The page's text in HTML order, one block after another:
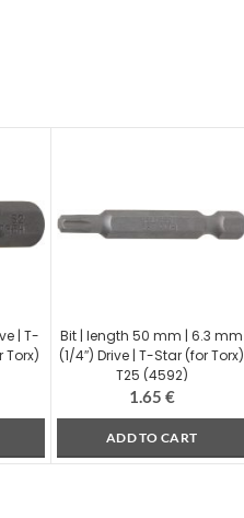
| T-
Torx)
Bit | length 50 mm | 6.3 mm
(1/4″) Drive | T-Star (for Torx)
T25 (4592)
1.65 €
ADD TO CART